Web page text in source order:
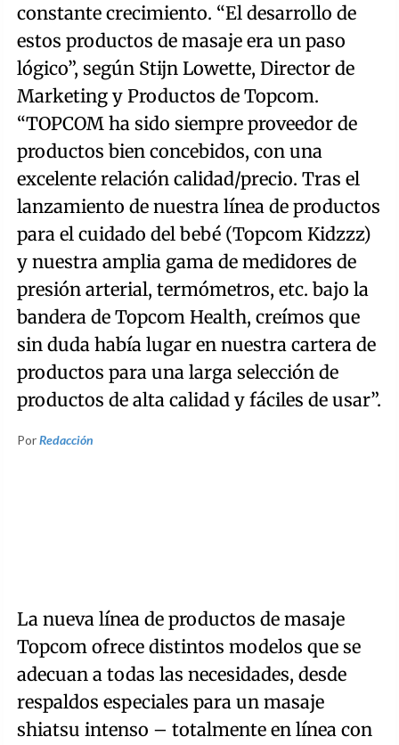
constante crecimiento. “El desarrollo de
estos productos de masaje era un paso
lógico”, según Stijn Lowette, Director de
Marketing y Productos de Topcom.
“TOPCOM ha sido siempre proveedor de
productos bien concebidos, con una
excelente relación calidad/precio. Tras el
lanzamiento de nuestra línea de productos
para el cuidado del bebé (Topcom Kidzzz)
y nuestra amplia gama de medidores de
presión arterial, termómetros, etc. bajo la
bandera de Topcom Health, creímos que
sin duda había lugar en nuestra cartera de
productos para una larga selección de
productos de alta calidad y fáciles de usar”.
PorRedacción
La nueva línea de productos de masaje
Topcom ofrece distintos modelos que se
adecuan a todas las necesidades, desde
respaldos especiales para un masaje
shiatsu intenso – totalmente en línea con